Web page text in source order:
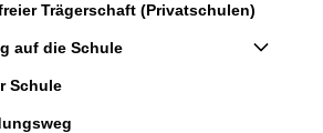
Trägerschaft (Privatschulen)
auf die Schule
Schule